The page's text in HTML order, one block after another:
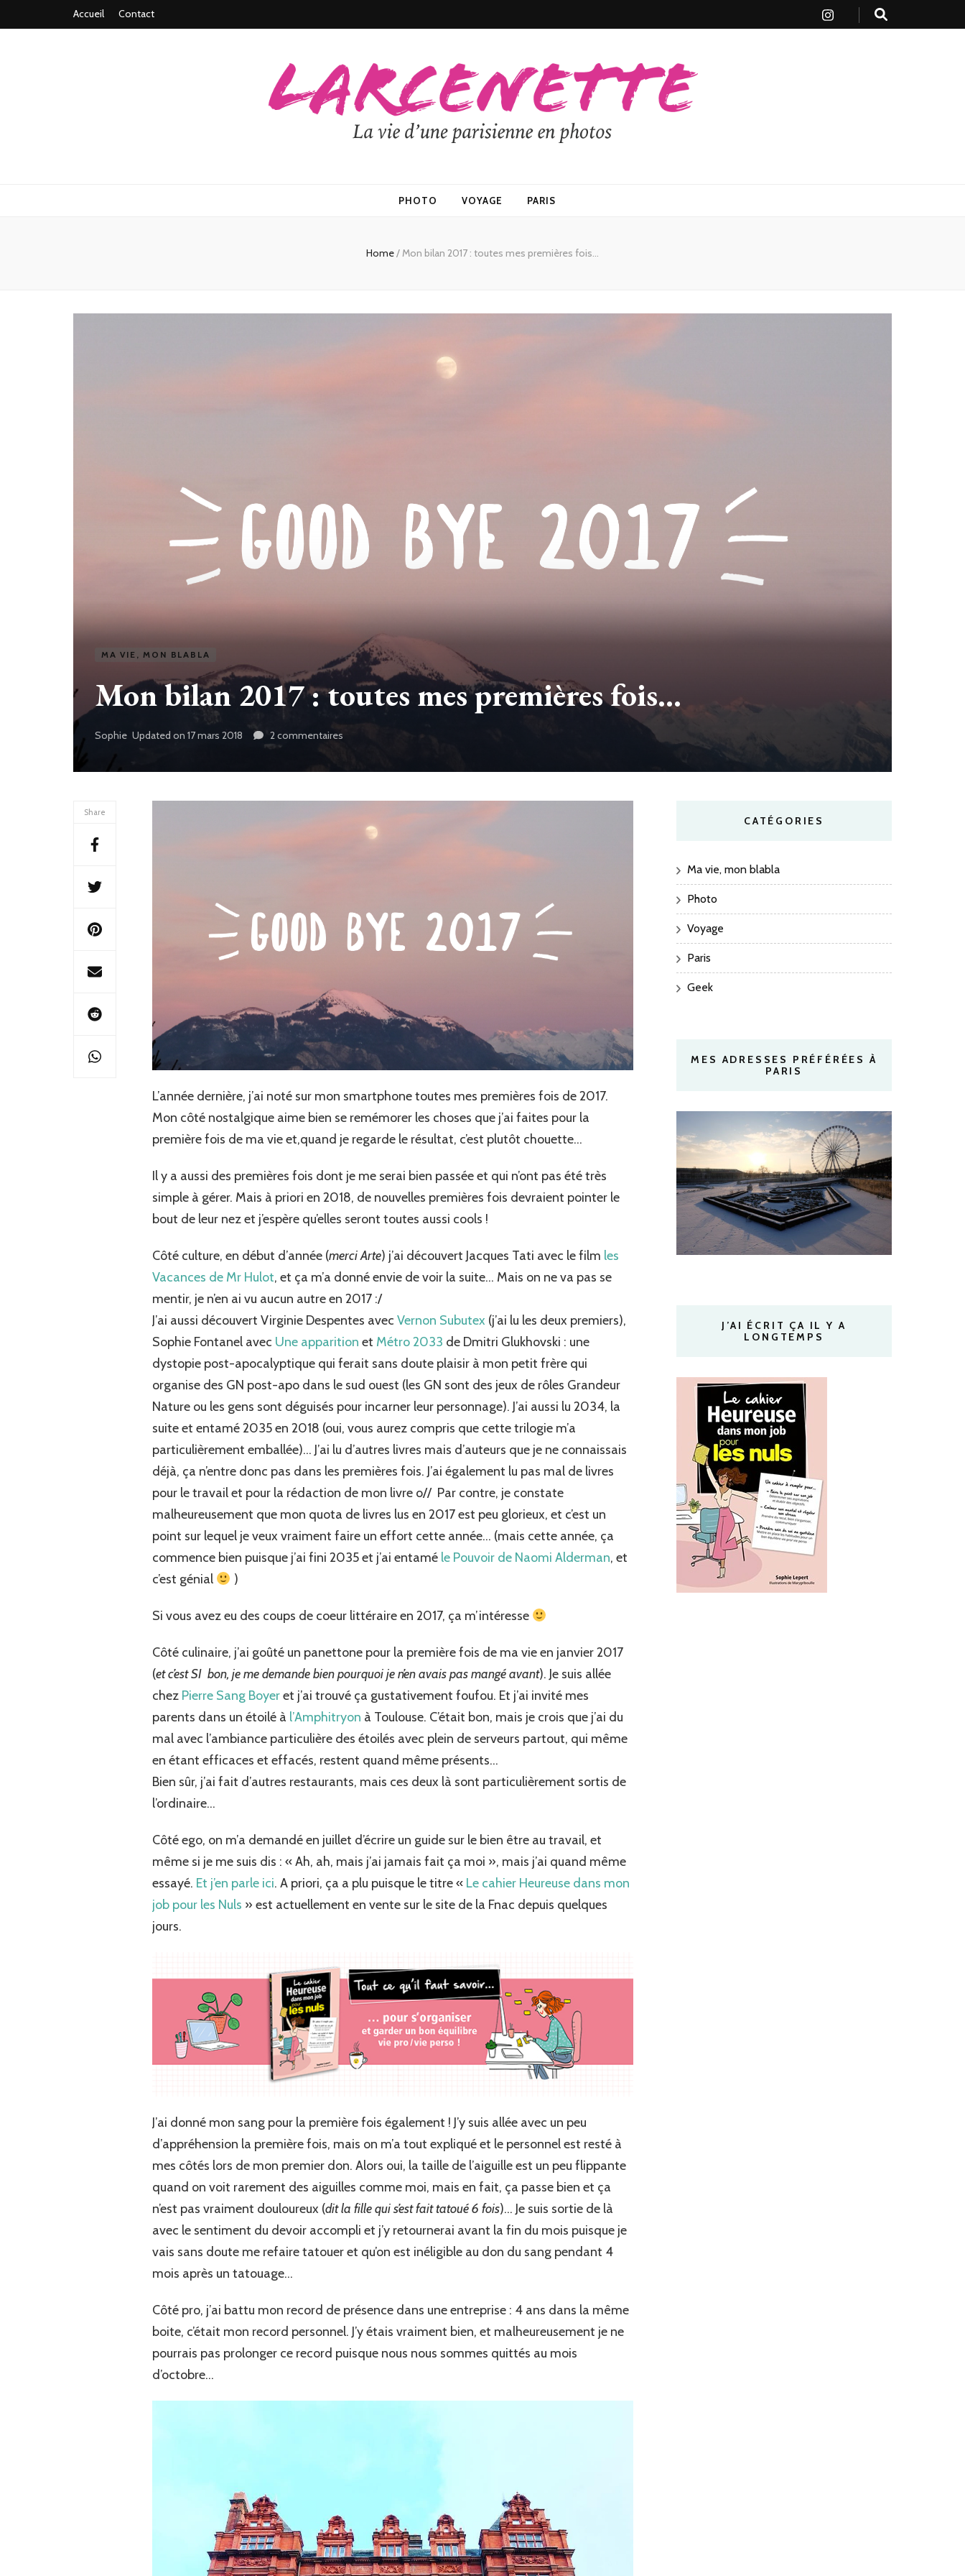
Accueil Contact
PHOTO VOYAGE PARIS
Home/Mon bilan 2017 : toutes mes premières fois…
MA VIE, MON BLABLA
Mon bilan 2017 : toutes mes premières fois…
Sophie Updated on 17 mars 2018 2 commentaires
premières
Share
L’année dernière, j’ai noté sur mon smartphone toutes mes premières fois de 2017.
Mon côté nostalgique aime bien se remémorer les choses que j’ai faites pour la
première fois de ma vie et,quand je regarde le résultat, c’est plutôt chouette…
Il y a aussi des premières fois dont je me serai bien passée et qui n’ont pas été très
simple à gérer. Mais à priori en 2018, de nouvelles premières fois devraient pointer le
bout de leur nez et j’espère qu’elles seront toutes aussi cools !
Côté culture, en début d’année (merci Arte) j’ai découvert Jacques Tati avec le film les
Vacances de Mr Hulot, et ça m’a donné envie de voir la suite… Mais on ne va pas se
mentir, je n’en ai vu aucun autre en 2017 :/
J’ai aussi découvert Virginie Despentes avec Vernon Subutex (j’ai lu les deux premiers),
Sophie Fontanel avec Une apparition et Métro 2033 de Dmitri Glukhovski : une
dystopie post-apocalyptique qui ferait sans doute plaisir à mon petit frère qui
organise des GN post-apo dans le sud ouest (les GN sont des jeux de rôles Grandeur
Nature ou les gens sont déguisés pour incarner leur personnage). J’ai aussi lu 2034, la
suite et entamé 2035 en 2018 (oui, vous aurez compris que cette trilogie m’a
particulièrement emballée)… J’ai lu d’autres livres mais d’auteurs que je ne connaissais
déjà, ça n’entre donc pas dans les premières fois. J’ai également lu pas mal de livres
pour le travail et pour la rédaction de mon livre o// Par contre, je constate
malheureusement que mon quota de livres lus en 2017 est peu glorieux, et c’est un
point sur lequel je veux vraiment faire un effort cette année… (mais cette année, ça
commence bien puisque j’ai fini 2035 et j’ai entamé le Pouvoir de Naomi Alderman, et
c’est génial
)
Si vous avez eu des coups de coeur littéraire en 2017, ça m’intéresse
Côté culinaire, j’ai goûté un panettone pour la première fois de ma vie en janvier 2017
(et c’est SI bon, je me demande bien pourquoi je n’en avais pas mangé avant). Je suis allée
chez Pierre Sang Boyeret j’ai trouvé ça gustativement foufou. Et j’ai invité mes
parents dans un étoilé à l’Amphitryon à Toulouse. C’était bon, mais je crois que j’ai du
mal avec l’ambiance particulière des étoilés avec plein de serveurs partout, qui même
en étant efficaces et effacés, restent quand même présents…
Bien sûr, j’ai fait d’autres restaurants, mais ces deux là sont particulièrement sortis de
l’ordinaire…
Côté ego, on m’a demandé en juillet d’écrire un guide sur le bien être au travail, et
même si je me suis dis : « Ah, ah, mais j’ai jamais fait ça moi », mais j’ai quand même
essayé. Et j’en parle ici. A priori, ça a plu puisque le titre « Le cahier Heureuse dans mon
job pour les Nuls » est actuellement en vente sur le site de la Fnac depuis quelques
jours.
J’ai donné mon sang pour la première fois également ! J’y suis allée avec un peu
d’appréhension la première fois, mais on m’a tout expliqué et le personnel est resté à
mes côtés lors de mon premier don. Alors oui, la taille de l’aiguille est un peu flippante
quand on voit rarement des aiguilles comme moi, mais en fait, ça passe bien et ça
n’est pas vraiment douloureux (dit la fille qui s’est fait tatoué 6 fois)… Je suis sortie de là
avec le sentiment du devoir accompli et j’y retournerai avant la fin du mois puisque je
vais sans doute me refaire tatouer et qu’on est inéligible au don du sang pendant 4
mois après un tatouage…
Côté pro, j’ai battu mon record de présence dans une entreprise : 4 ans dans la même
boite, c’était mon record personnel. J’y étais vraiment bien, et malheureusement je ne
pourrais pas prolonger ce record puisque nous nous sommes quittés au mois
d’octobre…
CATÉGORIES
Ma vie, mon blabla
Photo
Voyage
Paris
Geek
MES ADRESSES PRÉFÉRÉES À
PARIS
J’AI ÉCRIT ÇA IL Y A
LONGTEMPS